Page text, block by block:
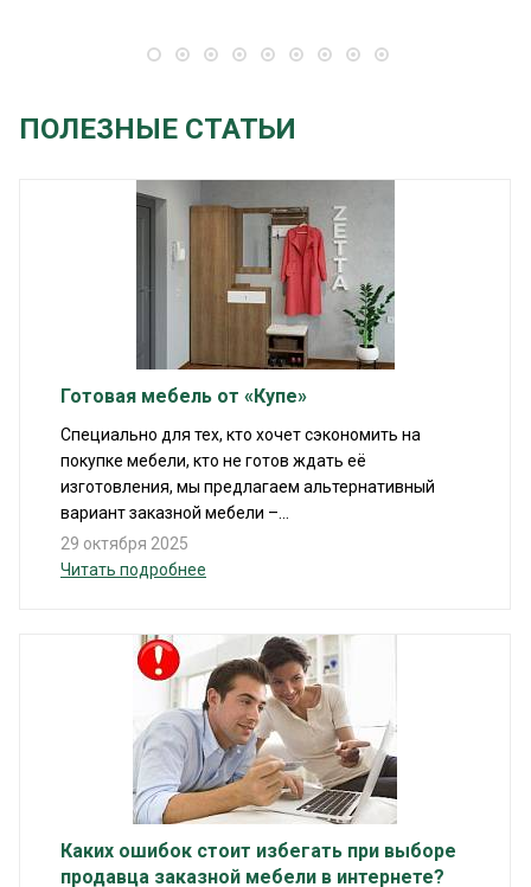
ПОЛЕЗНЫЕ СТАТЬИ
Готовая мебель от «Купе»
Специально для тех, кто хочет сэкономить на
покупке мебели, кто не готов ждать её
изготовления, мы предлагаем альтернативный
вариант заказной мебели –...
29 октября 2025
Читать подробнее
Каких ошибок стоит избегать при выборе
продавца заказной мебели в интернете?